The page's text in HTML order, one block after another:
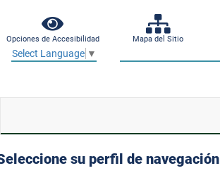
Opciones de Accesibilidad Mapa del Sitio
Select Language ▼
su perfil de navegación